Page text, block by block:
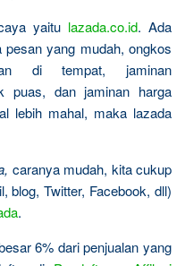
yaitu lazada.co.id. Ada
yang mudah, ongkos
di tempat, jaminan
puas, dan jaminan harga
lebih mahal, maka lazada
caranya mudah, kita cukup
blog, Twitter, Facebook, dll)
.
6% dari penjualan yang